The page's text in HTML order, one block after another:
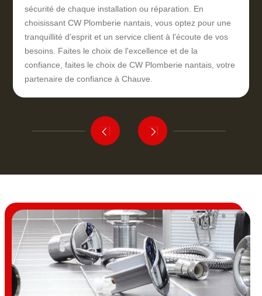
sécurité de chaque installation ou réparation. En
choisissant CW Plomberie nantais, vous optez pour une
tranquillité d'esprit et un service client à l'écoute de vos
besoins. Faites le choix de l'excellence et de la
confiance, faites le choix de CW Plomberie nantais, votre
partenaire de confiance à Chauve.